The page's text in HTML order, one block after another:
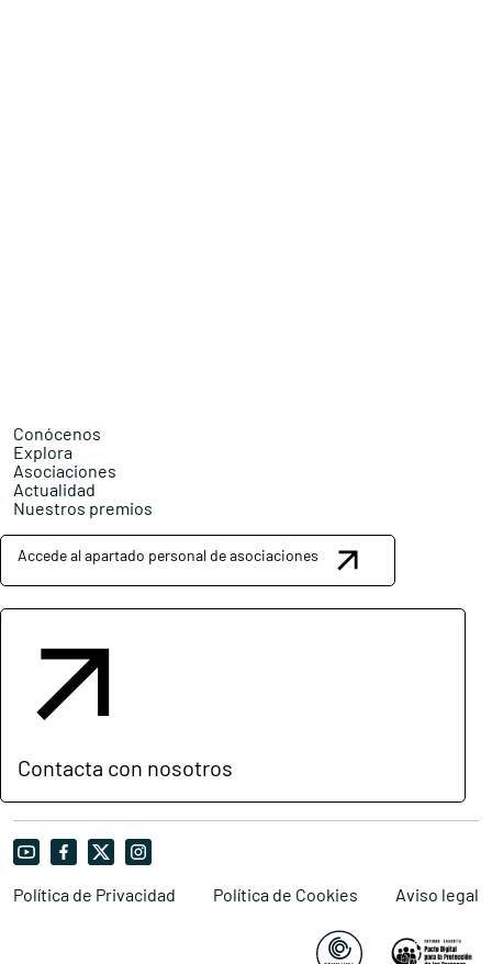
Conócenos
Explora
Asociaciones
Actualidad
Nuestros premios
Accede al apartado personal de asociaciones
Contacta con nosotros
Política de Privacidad Política de Cookies Aviso legal